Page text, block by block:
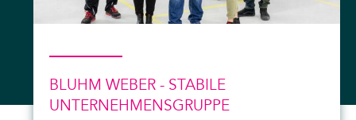
BLUHM WEBER - STABILE
UNTERNEHMENSGRUPPE